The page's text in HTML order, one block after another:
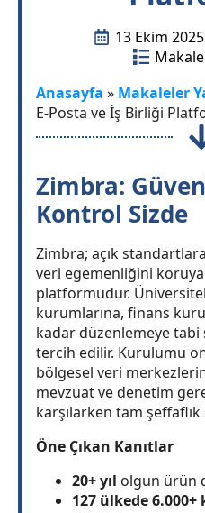
13 Ekim
Anasayfa » Makaleler
E-Posta ve İş Birliği
Zimbra:
Kontrol Sizde
Zimbra; açık
veri egemenliğini
platformudur.
kurumlarına, finans
kadar düzenlemeye
tercih edilir. Kurulumu
bölgesel veri
mevzuat ve denetim
karşılarken tam şeffaflık
Öne Çıkan Kanıtlar
20+ yıl olgun ürün
127 ülkede